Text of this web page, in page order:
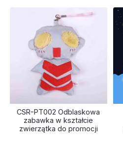
CSR-PT002 Odblaskowa
zabawka w kształcie
zwierzątka do promocji